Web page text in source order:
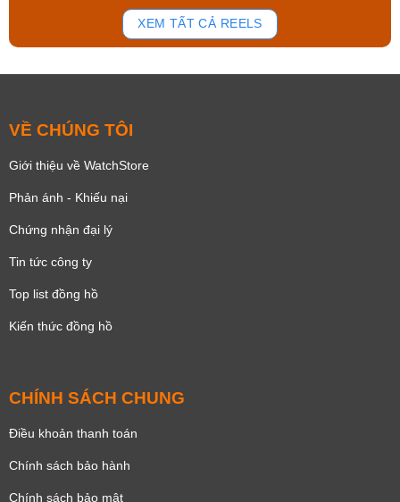
137
XEM TẤT CẢ REELS
VỀ CHÚNG TÔI
Giới thiệu về WatchStore
Phản ánh - Khiếu nại
Chứng nhận đại lý
Tin tức công ty
Top list đồng hồ
Kiến thức đồng hồ
CHÍNH SÁCH CHUNG
Điều khoản thanh toán
Chính sách bảo hành
Chính sách bảo mật